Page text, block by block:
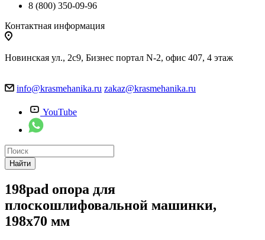
8 (800) 350-09-96
Контактная информация
Новинская ул., 2с9, Бизнес портал N-2, офис 407, 4 этаж
info@krasmehanika.ru zakaz@krasmehanika.ru
YouTube
Найти
198pad опора для
плоскошлифовальной машинки,
198x70 мм